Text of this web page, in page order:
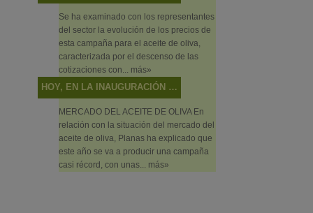
Se ha examinado con los representantes
del sector la evolución de los precios de
esta campaña para el aceite de oliva,
caracterizada por el descenso de las
cotizaciones con... más»
HOY, EN LA INAUGURACIÓN DEL PRIMER FORO DE PRIMAVERA DE CAMBIO CLIMÁTICO Y TRANSICIÓN ENERGÉTICA, EN PUENTE GENIL (CÓRDOBA)
MERCADO DEL ACEITE DE OLIVA En
relación con la situación del mercado del
aceite de oliva, Planas ha explicado que
este año se va a producir una campaña
casi récord, con unas... más»